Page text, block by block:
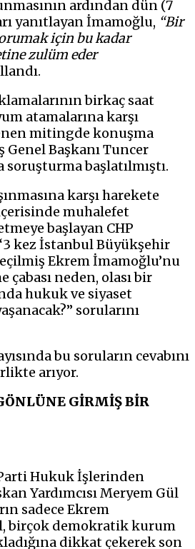
ardından dün (7
yanıtlayan İmamoğlu, “Bir
için bu kadar
zulüm eder
birkaç saat
atamalarına karşı
mitingde konuşma
Genel Başkanı Tuncer
soruşturma başlatılmıştı.
karşı harekete
muhalefet
başlayan CHP
kez İstanbul Büyükşehir
Ekrem İmamoğlu’nu
neden, olası bir
hukuk ve siyaset
sorularını
bu soruların cevabını
arıyor.
GİRMİŞ BİR
Hukuk İşlerinden
Yardımcısı Meryem Gül
sadece Ekrem
birçok demokratik kurum
dikkat çekerek son